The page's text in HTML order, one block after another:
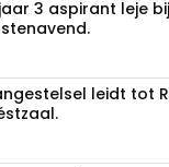
3 aspirant leje
leidt tot